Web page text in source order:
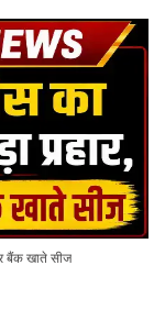
बैंक खाते सीज